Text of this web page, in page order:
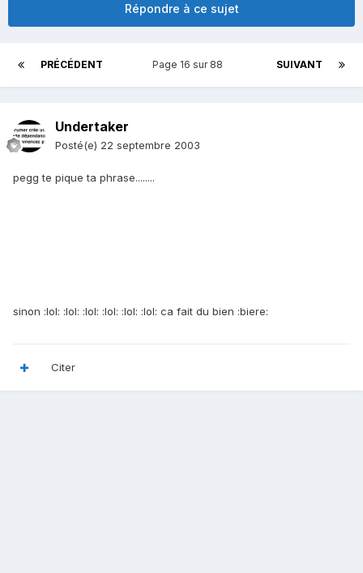
Répondre à ce sujet
PRÉCÉDENT SUIVANT
Page 16 sur 88
Undertaker
Posté(e) 22 septembre 2003
pegg te pique ta phrase........
sinon :lol: :lol: :lol: :lol: :lol: :lol: ca fait du bien :biere:
Citer